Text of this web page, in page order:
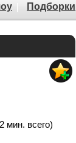
Подборки
мин. всего)